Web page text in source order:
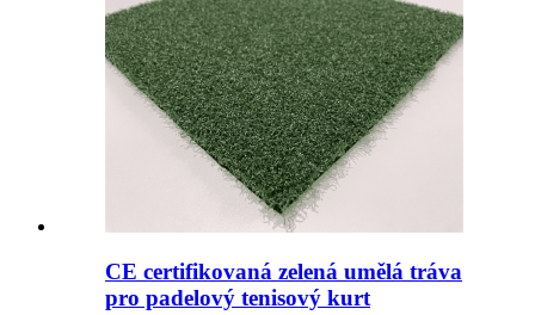
CE certifikovaná zelená umělá tráva
pro padelový tenisový kurt